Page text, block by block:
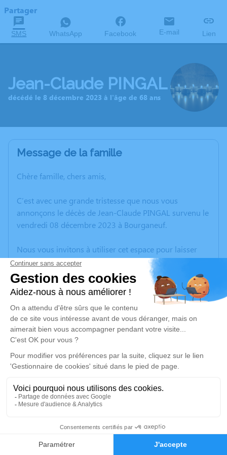
Faire-part Hommages
Partager
SMS WhatsApp Facebook E-mail Lien
Jean-Claude PINGAL
décédé le 8 décembre 2023 à l'âge de 68 ans
Message de la famille
Chère famille, chers amis,
C’est avec une grande tristesse que nous vous
annonçons le décès de Jean-Claude PINGAL survenu le
vendredi 08 décembre 2023 à Bourganeuf.
Nous vous invitons à utiliser cet espace pour laisser
vos condoléances, partager des photos souvenirs, une
anecdote ou exprimer vos pensées à travers des
poèmes ou des textes. Cet endroit est un lieu
d'expression dédié à honorer la mémoire de Jean-
Claude PINGAL.
Un service de plantation d’arbre hommage est
disponible ici.
Je rends hommage
Cérémonie civile
Cimetiere de Mareilles
23150 Mareilles